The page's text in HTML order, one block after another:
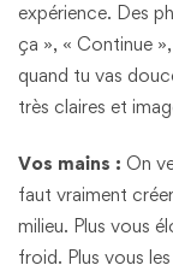
expérience. Des
ça », « Continue
quand tu vas
très claires et
Vos mains : On
faut vraiment
milieu. Plus vous
froid. Plus vous